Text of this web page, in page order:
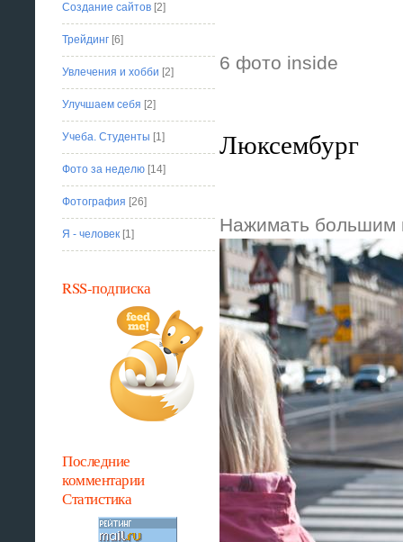
6 фото inside
Люксембург
Нажимать большим
Создание сайтов [2]
Трейдинг [6]
Увлечения и хобби [2]
Улучшаем себя [2]
Учеба. Студенты [1]
Фото за неделю [14]
Фотография [26]
Я - человек [1]
RSS-подписка
Последние
комментарии
Статистика